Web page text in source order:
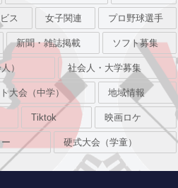
ス 女子関連 プロ野球選手
新聞・雑誌掲載 ソフト募集
） 社会人・大学募集
大会（中学） 地域情報
Tiktok 映画ロケ
硬式大会（学童）